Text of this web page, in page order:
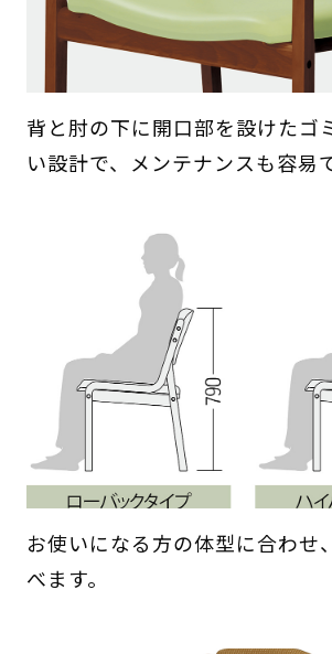
背と肘の下に開口部を設けたゴ
い設計で、メンテナンスも容易
お使いになる方の体型に合わせ
べます。